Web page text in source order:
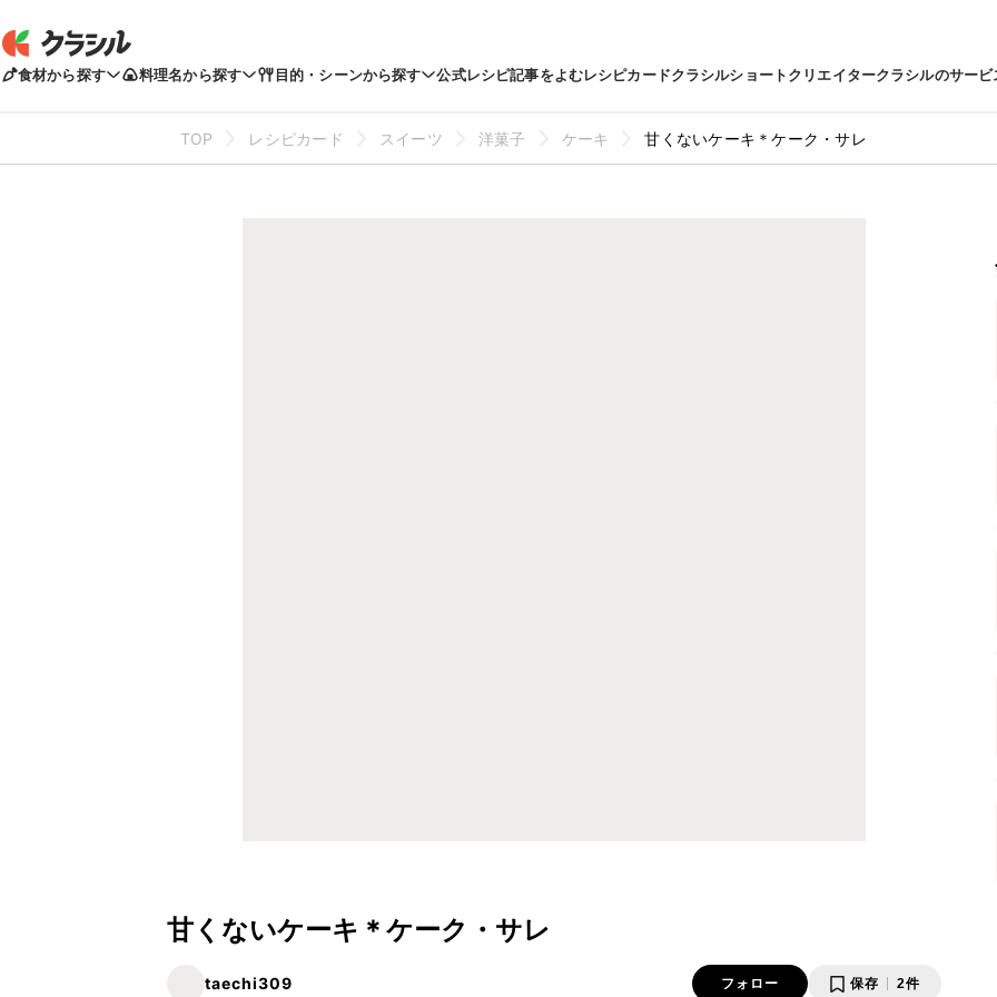
食材から探す 料理名から探す 目的・シーンから探す 公式レシピ記事をよむレシピカードクラシルショートクリエイタークラシルのサービ
TOP レシピカード スイーツ 洋菓子 ケーキ 甘くないケーキ＊ケーク・サレ
甘くないケーキ＊ケーク・サレ
taechi309 フォロー 保存 2件